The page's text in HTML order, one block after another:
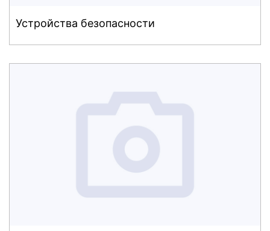
Устройства безопасности